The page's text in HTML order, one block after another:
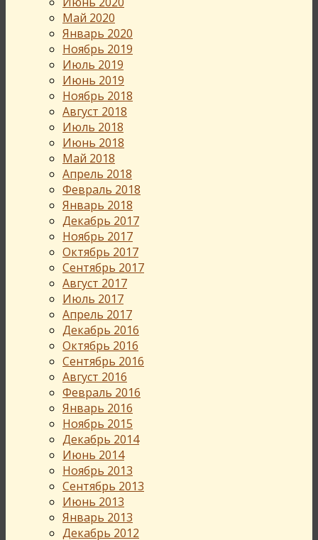
Май 2020
Январь 2020
Ноябрь 2019
Июль 2019
Июнь 2019
Ноябрь 2018
Август 2018
Июль 2018
Июнь 2018
Май 2018
Апрель 2018
Февраль 2018
Январь 2018
Декабрь 2017
Ноябрь 2017
Октябрь 2017
Сентябрь 2017
Август 2017
Июль 2017
Апрель 2017
Декабрь 2016
Октябрь 2016
Сентябрь 2016
Август 2016
Февраль 2016
Январь 2016
Ноябрь 2015
Декабрь 2014
Июнь 2014
Ноябрь 2013
Сентябрь 2013
Июнь 2013
Январь 2013
Декабрь 2012